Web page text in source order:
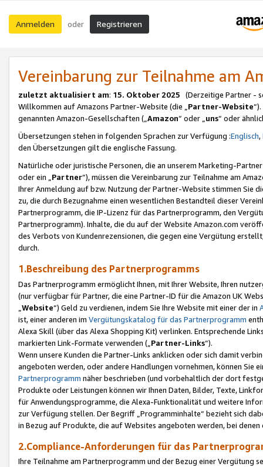
Anmelden oder Registrieren
Vereinbarung zur Teilnahme am
zuletzt aktualisiert am: 15. Oktober 2025 (Derzeitige Partner -
Willkommen auf Amazons Partner-Website (die „Partner-Website
genannten Amazon-Gesellschaften („Amazon“ oder „uns“ oder
Übersetzungen stehen in folgenden Sprachen zur Verfügung :Englisch,
den Übersetzungen gilt die englische Fassung.
Natürliche oder juristische Personen, die an unserem Marketing-
oder ein „Partner“), müssen die Vereinbarung zur Teilnahme am
Ihrer Anmeldung auf bzw. Nutzung der Partner-Website stimmen Sie
zu, die durch Bezugnahme einen wesentlichen Bestandteil dieser
Partnerprogramm, die IP-Lizenz für das Partnerprogramm, den
Partnerprogramm). Inhalte, die du auf der Website Amazon.com
des Verbots von Kundenrezensionen, die gegen eine Vergütung
durch.
1.Beschreibung des Partnerprogramms
Das Partnerprogramm ermöglicht Ihnen, mit Ihrer Website, Ihren
(nur verfügbar für Partner, die eine Partner-ID für die Amazon UK
Website“) Geld zu verdienen, indem Sie Ihre Website mit einer der in
ist, einer anderen im Vergütungskatalog für das Partnerprogramm
Alexa Skill (über das Alexa Shopping Kit) verlinken. Entsprechende
markierten Link-Formate verwenden („ Partner-Links“).
Wenn unsere Kunden die Partner-Links anklicken oder sich damit
angeboten werden, oder andere Handlungen vornehmen, können Sie
Partnerprogramm näher beschrieben (und vorbehaltlich der dort
Produkte oder Leistungen können wir Ihnen Daten, Bilder, Texte,
für Anwendungsprogramme, die Alexa-Funktionalität und weitere
zur Verfügung stellen. Der Begriff „Programminhalte“ bezieht sich
in Bezug auf Produkte, die auf Websites angeboten werden, bei
2.Compliance-Anforderungen für das
Ihre Teilnahme am Partnerprogramm und der Bezug einer Vergütung